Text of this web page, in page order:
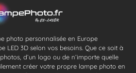
photo personnalisée en Europe
LED 3D selon vos besoins. Que ce soit à
d’un logo ou de n’importe quelle
créer votre propre lampe photo en